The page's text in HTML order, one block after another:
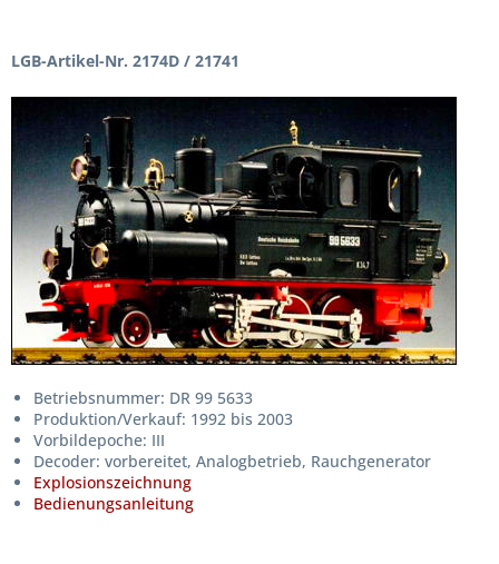
LGB-Artikel-Nr. 2174D / 21741
Betriebsnummer: DR 99 5633
Produktion/Verkauf: 1992 bis 2003
Vorbildepoche: III
Decoder: vorbereitet, Analogbetrieb, Rauchgenerator
Explosionszeichnung
Bedienungsanleitung